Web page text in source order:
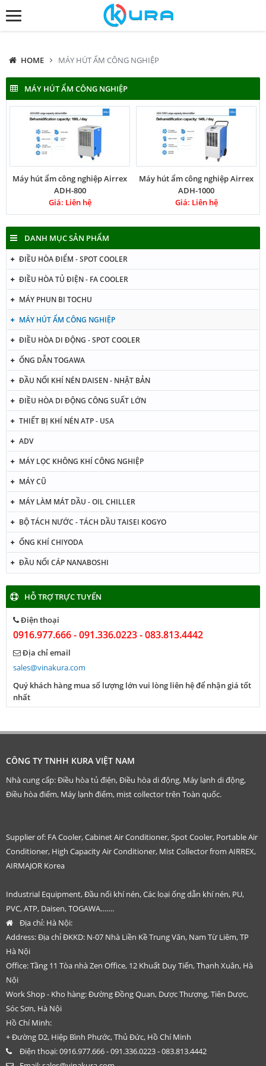
HOME MÁY HÚT ẨM CÔNG NGHIỆP
MÁY HÚT ẨM CÔNG NGHIỆP
Máy hút ẩm công nghiệp Airrex
ADH-800
Giá: Liên hệ
Máy hút ẩm công nghiệp Airrex
ADH-1000
Giá: Liên hệ
DANH MỤC SẢN PHẨM
ĐIỀU HÒA ĐIỂM - SPOT COOLER
ĐIỀU HÒA TỦ ĐIỆN - FA COOLER
MÁY PHUN BI TOCHU
MÁY HÚT ẨM CÔNG NGHIỆP
ĐIỀU HÒA DI ĐỘNG - SPOT COOLER
ỐNG DẪN TOGAWA
ĐẦU NỐI KHÍ NÉN DAISEN - NHẬT BẢN
ĐIỀU HÒA DI ĐỘNG CÔNG SUẤT LỚN
THIẾT BỊ KHÍ NÉN ATP - USA
ADV
MÁY LỌC KHÔNG KHÍ CÔNG NGHIỆP
MÁY CŨ
MÁY LÀM MÁT DẦU - OIL CHILLER
BỘ TÁCH NƯỚC - TÁCH DẦU TAISEI KOGYO
ỐNG KHÍ CHIYODA
ĐẦU NỐI CÁP NANABOSHI
HỖ TRỢ TRỰC TUYẾN
Điện thoại
0916.977.666 - 091.336.0223 - 083.813.4442
Địa chỉ email
sales@vinakura.com
Quý khách hàng mua số lượng lớn vui lòng liên hệ để nhận giá tốt
nhất
CÔNG TY TNHH KURA VIỆT NAM
Nhà cung cấp: Điều hòa tủ điện, Điều hòa di động, Máy lạnh di động,
Điều hòa điểm, Máy lạnh điểm, mist collector trên Toàn quốc.
Supplier of: FA Cooler, Cabinet Air Conditioner, Spot Cooler, Portable Air
Conditioner, High Capacity Air Conditioner, Mist Collector from AIRREX,
AIRMAJOR Korea
Industrial Equipment, Đầu nối khí nén, Các loại ống dẫn khí nén, PU,
PVC, ATP, Daisen, TOGAWA…….
Địa chỉ: Hà Nội:
Address: Địa chỉ ĐKKD: N-07 Nhà Liền Kề Trung Văn, Nam Từ Liêm, TP
Hà Nội
Office: Tầng 11 Tòa nhà Zen Office, 12 Khuất Duy Tiến, Thanh Xuân, Hà
Nội
Work Shop - Kho hàng: Đường Đồng Quan, Dược Thượng, Tiên Dược,
Sóc Sơn, Hà Nội
Hồ Chí Minh:
+ Đường D2, Hiệp Bình Phước, Thủ Đức, Hồ Chí Minh
Điện thoại:0916.977.666 - 091.336.0223 - 083.813.4442